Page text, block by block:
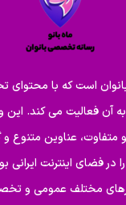
بانوان است که با
آن فعالیت می کند. این
متفاوت، عناوین متنوع
فضای اینترنت ایرانی
مختلف عمومی و